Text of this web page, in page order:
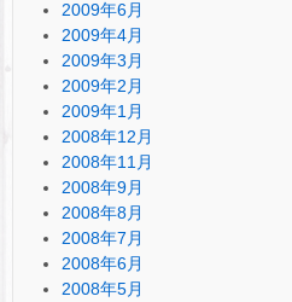
2009年6月
2009年4月
2009年3月
2009年2月
2009年1月
2008年12月
2008年11月
2008年9月
2008年8月
2008年7月
2008年6月
2008年5月